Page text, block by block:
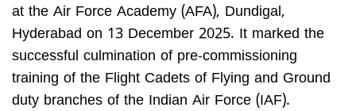
at the Air Force Academy (AFA), Dundigal,
Hyderabad on 13 December 2025. It marked the
successful culmination of pre-commissioning
training of the Flight Cadets of Flying and Ground
duty branches of the Indian Air Force (IAF).